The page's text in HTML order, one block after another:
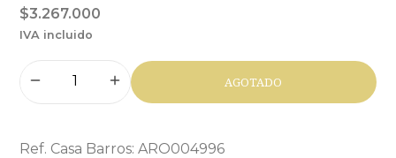
$3.267.000
IVA incluido
AGOTADO
Ref. Casa Barros: ARO004996